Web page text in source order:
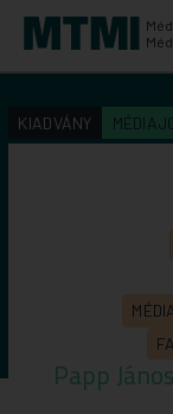
KIADVÁNY
Papp